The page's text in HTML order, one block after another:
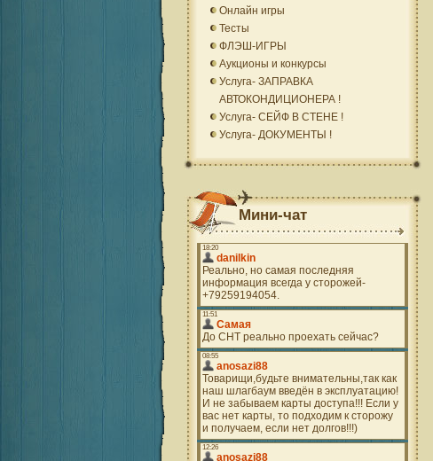
Онлайн игры
Тесты
ФЛЭШ-ИГРЫ
Аукционы и конкурсы
Услуга- ЗАПРАВКА
АВТОКОНДИЦИОНЕРА !
Услуга- СЕЙФ В СТЕНЕ !
Услуга- ДОКУМЕНТЫ !
Мини-чат